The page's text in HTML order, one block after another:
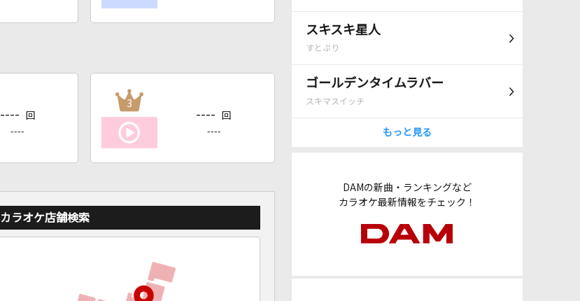
スキスキ星人
すとぷり
ゴールデンタイムラバー
スキマスイッチ
もっと見る
DAMの新曲・ランキングなど
カラオケ最新情報をチェック！
---- 回
----
3
---- 回
----
カラオケ店舗検索